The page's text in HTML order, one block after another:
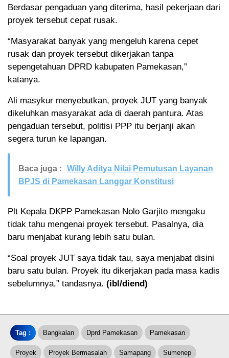
Berdasar pengaduan yang diterima, hasil pekerjaan dari
proyek tersebut cepat rusak.
“Masyarakat banyak yang mengeluh karena cepet
rusak dan proyek tersebut dikerjakan tanpa
sepengetahuan DPRD kabupaten Pamekasan,”
katanya.
Ali masykur menyebutkan, proyek JUT yang banyak
dikeluhkan masyarakat ada di daerah pantura. Atas
pengaduan tersebut, politisi PPP itu berjanji akan
segera turun ke lapangan.
Baca juga :
Willy Aditya Nilai Pemutusan Layanan
BPJS di Pamekasan Langgar Konstitusi
Plt Kepala DKPP Pamekasan Nolo Garjito mengaku
tidak tahu mengenai proyek tersebut. Pasalnya, dia
baru menjabat kurang lebih satu bulan.
“Soal proyek JUT saya tidak tau, saya menjabat disini
baru satu bulan. Proyek itu dikerjakan pada masa kadis
sebelumnya,” tandasnya. (ibl/diend)
Tag : Bangkalan Dprd Pamekasan Pamekasan
Proyek Proyek Bermasalah Samapang Sumenep